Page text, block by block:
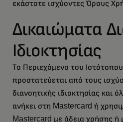
εκάστοτε ισχύοντες Όρους
Δικαιώματα
Ιδιοκτησίας
Το Περιεχόμενο του
προστατεύεται από τους
διανοητικής ιδιοκτησίας και
ανήκει στη Mastercard ή
Mastercard με άδεια χρήσης ή